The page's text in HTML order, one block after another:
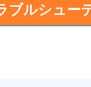
ブルシュー